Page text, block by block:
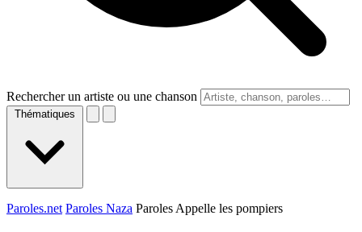
Rechercher un artiste ou une chanson
Thématiques
Paroles.net Paroles Naza Paroles Appelle les pompiers